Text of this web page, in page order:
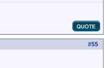
#55